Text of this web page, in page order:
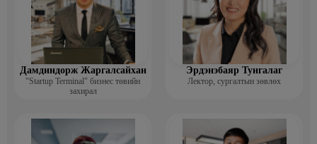
Дамдиндорж Жаргалсайхан
"Startup Terminal" бизнес төвийн
захирал
Эрдэнэбаяр Тунгалаг
Лектор, сургалтын зөвлөх